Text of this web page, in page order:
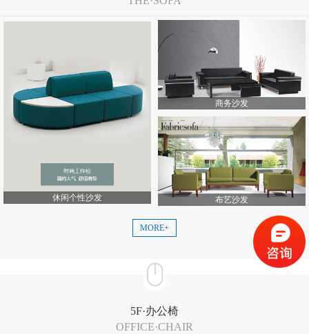
休闲个性沙发
商务沙发
布艺沙发
MORE+
5F·办公椅
OFFICE·CHAIR